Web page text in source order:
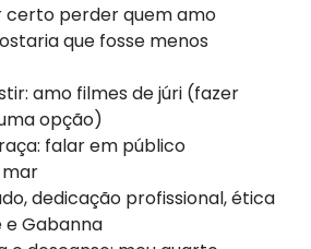
certo perder quem amo
que fosse menos
amo filmes de júri (fazer
opção)
falar em público
mar
dedicação profissional, ética
e Gabanna